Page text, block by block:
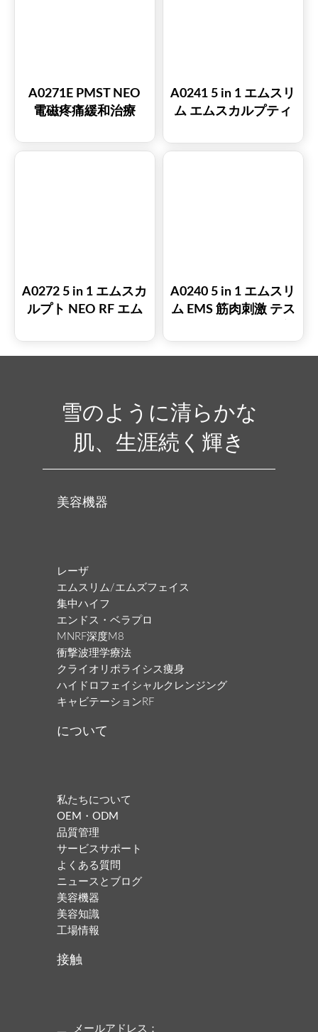
A0271E PMST NEO
電磁疼痛緩和治療
A0241 5 in 1 エムスリ
ム エムスカルプティ
肉刺激 テスラスカル
A0272 5 in 1 エムスカ
ルプト NEO RF エム
A0240 5 in 1 エムスリ
ム EMS 筋肉刺激 テス
強
雪のように清らかな
肌、生涯続く輝き
美容機器
レーザ
エムスリム/エムズフェイス
集中ハイフ
エンドス・ベラプロ
MNRF深度M8
衝撃波理学療法
クライオリポライシス痩身
ハイドロフェイシャルクレンジング
キャビテーションRF
について
私たちについて
OEM・ODM
品質管理
サービスサポート
よくある質問
ニュースとブログ
美容機器
美容知識
工場情報
接触
メールアドレス：